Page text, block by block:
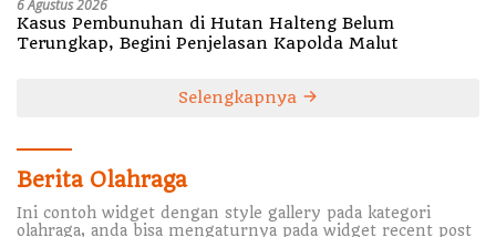
6 Agustus 2026
Kasus Pembunuhan di Hutan Halteng Belum
Terungkap, Begini Penjelasan Kapolda Malut
Selengkapnya
Berita Olahraga
Ini contoh widget dengan style gallery pada kategori
olahraga, anda bisa mengaturnya pada widget recent post